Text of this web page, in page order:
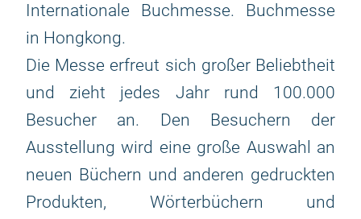
Internationale Buchmesse. Buchmesse
in Hongkong.
Die Messe erfreut sich großer Beliebtheit
und zieht jedes Jahr rund 100.000
Besucher an. Den Besuchern der
Ausstellung wird eine große Auswahl an
neuen Büchern und anderen gedruckten
Produkten, Wörterbüchern und